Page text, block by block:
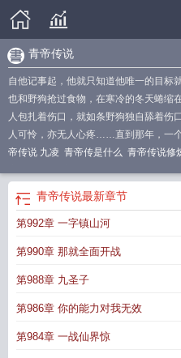
青帝传说
自他记事起，他就只知道他唯一的目标
也和野狗抢过食物，在寒冷的冬天蜷缩
人包扎着伤口，就如条野狗独自舔着伤
人可怜，亦无人心疼……直到那年，一
帝传说 九凌 青帝传是什么 青帝传说修
青帝传说柳树 青帝传说天洛
TXT
击柳树免费阅读青帝传女主
帝传说作者九凌简介青帝传说 全文阅
是女主角青帝传说九凌百度百科 青
为长生仙族青帝传百科青帝典故 青
deathstate
青帝传说男主天洛是谁 青
青帝传说最新章节
第992章 一字镇山河
第990章 那就全面开战
第988章 九圣子
第986章 你的能力对我无效
第984章 一战仙界惊